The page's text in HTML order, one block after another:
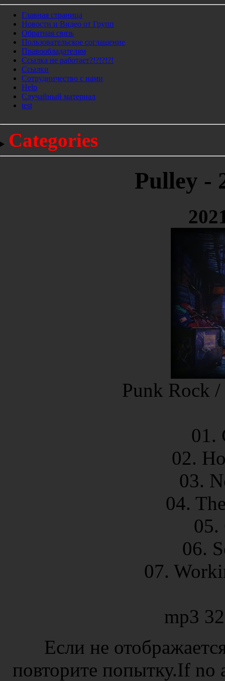
Главная страница
Новости и Видео от Групп
Обратная связь
Пользовательское соглашение
Правообладателям
Ссылка не работает?!?!?!?!
Ссылки
Сотрудничество с нами
Help
Cлучайный материал
test
Categories
Pulley -
Punk Rock
01.
02.
03.
04.
05.
06.
07.
mp3
Если не
повторите попытку.If